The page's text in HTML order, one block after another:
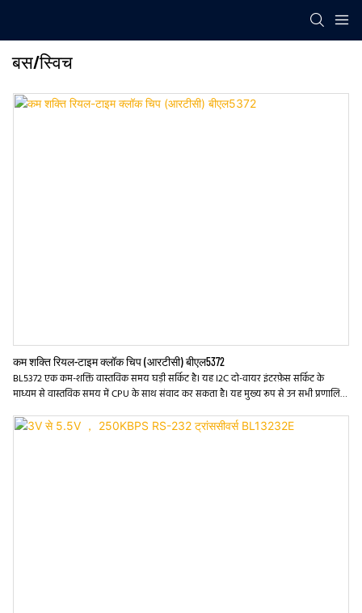
बस/स्विच
कम शक्ति रियल-टाइम क्लॉक चिप (आरटीसी) बीएल5372
BL5372 एक कम-शक्ति वास्तविक समय घड़ी सर्किट है। यह I2C दो-वायर इंटरफ़ेस सर्किट के
माध्यम से वास्तविक समय में CPU के साथ संवाद कर सकता है। यह मुख्य रूप से उन सभी प्रणालियों
की आवधिक रुकावट दालों को उत्पन्न कर सकती है (सबसे लंबी अवधि 1 महीने तक हो सकती है) और